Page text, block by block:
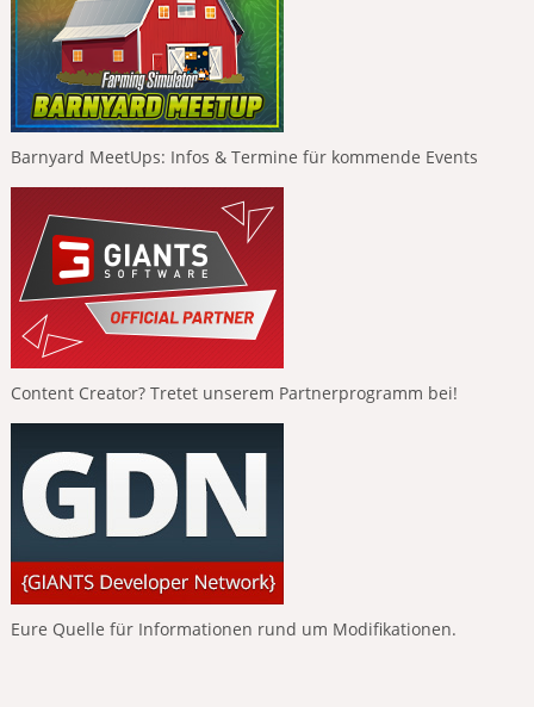
Barnyard MeetUps: Infos & Termine für kommende Events
Content Creator? Tretet unserem Partnerprogramm bei!
Eure Quelle für Informationen rund um Modifikationen.